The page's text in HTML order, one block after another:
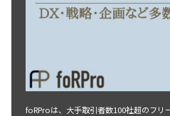
foRProは、大手取引者数100社超のフリ